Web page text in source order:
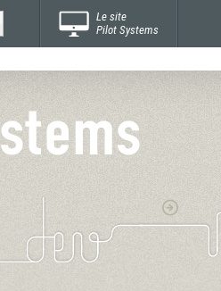
Le site
Pilot Systems